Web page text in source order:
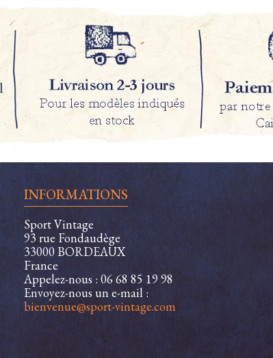
INFORMATIONS
Sport Vintage
93 rue Fondaudège
33000 BORDEAUX
France
Appelez-nous :06 68 85 19 98
Envoyez-nous un e-mail :
bienvenue@sport-vintage.com